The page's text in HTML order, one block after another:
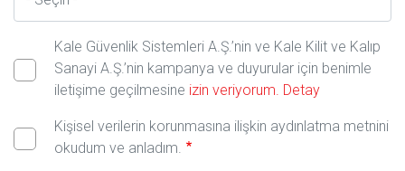
Kale Güvenlik Sistemleri A.Ş.’nin ve Kale Kilit ve Kalıp
Sanayi A.Ş.’nin kampanya ve duyurular için benimle
iletişime geçilmesine izin veriyorum. Detay
Kişisel verilerin korunmasına ilişkin aydınlatma metnini
okudum ve anladım.